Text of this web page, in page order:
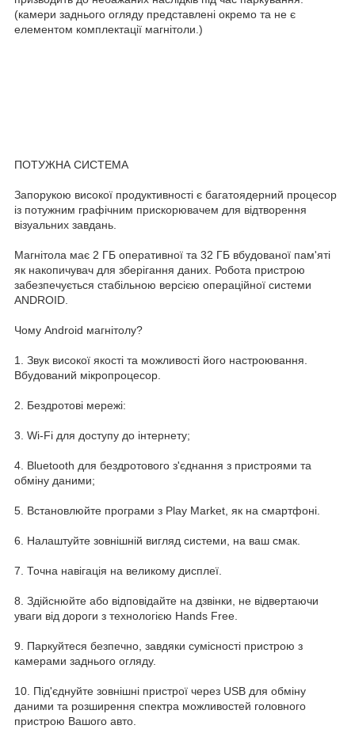
(камери заднього огляду представлені окремо та не є
елементом комплектації магнітоли.)
ПОТУЖНА СИСТЕМА
Запорукою високої продуктивності є багатоядерний процесор
із потужним графічним прискорювачем для відтворення
візуальних завдань.
Магнітола має 2 ГБ оперативної та 32 ГБ вбудованої пам'яті
як накопичувач для зберігання даних. Робота пристрою
забезпечується стабільною версією операційної системи
ANDROID.
Чому Android магнітолу?
1. Звук високої якості та можливості його настроювання.
Вбудований мікропроцесор.
2. Бездротові мережі:
3. Wi-Fi для доступу до інтернету;
4. Bluetooth для бездротового з'єднання з пристроями та
обміну даними;
5. Встановлюйте програми з Play Market, як на смартфоні.
6. Налаштуйте зовнішній вигляд системи, на ваш смак.
7. Точна навігація на великому дисплеї.
8. Здійснюйте або відповідайте на дзвінки, не відвертаючи
уваги від дороги з технологією Hands Free.
9. Паркуйтеся безпечно, завдяки сумісності пристрою з
камерами заднього огляду.
10. Під'єднуйте зовнішні пристрої через USB для обміну
даними та розширення спектра можливостей головного
пристрою Вашого авто.